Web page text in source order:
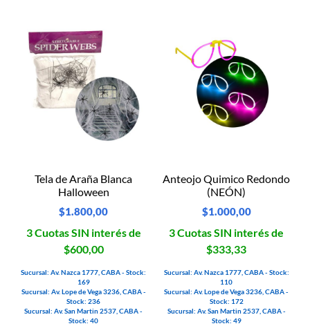
Tela de Araña Blanca
Halloween
$1.800,00
3 Cuotas SIN interés de
$600,00
Sucursal: Av. Nazca 1777, CABA - Stock:
169
Sucursal: Av. Lope de Vega 3236, CABA -
Stock: 236
Sucursal: Av. San Martin 2537, CABA -
Stock: 40
Anteojo Quimico Redondo
(NEÓN)
$1.000,00
3 Cuotas SIN interés de
$333,33
Sucursal: Av. Nazca 1777, CABA - Stock:
110
Sucursal: Av. Lope de Vega 3236, CABA -
Stock: 172
Sucursal: Av. San Martin 2537, CABA -
Stock: 49